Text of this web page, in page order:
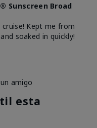
Sunscreen Broad
Kept me from
soaked in quickly!
amigo
esta